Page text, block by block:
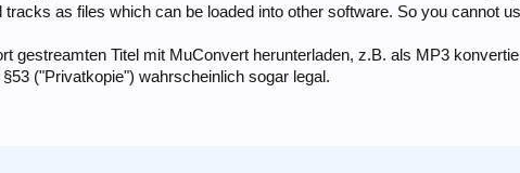
as files which can be loaded into other software. So you cannot
gestreamten Titel mit MuConvert herunterladen, z.B. als MP3
("Privatkopie") wahrscheinlich sogar legal.